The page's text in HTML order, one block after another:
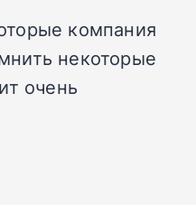
компания
некоторые
очень